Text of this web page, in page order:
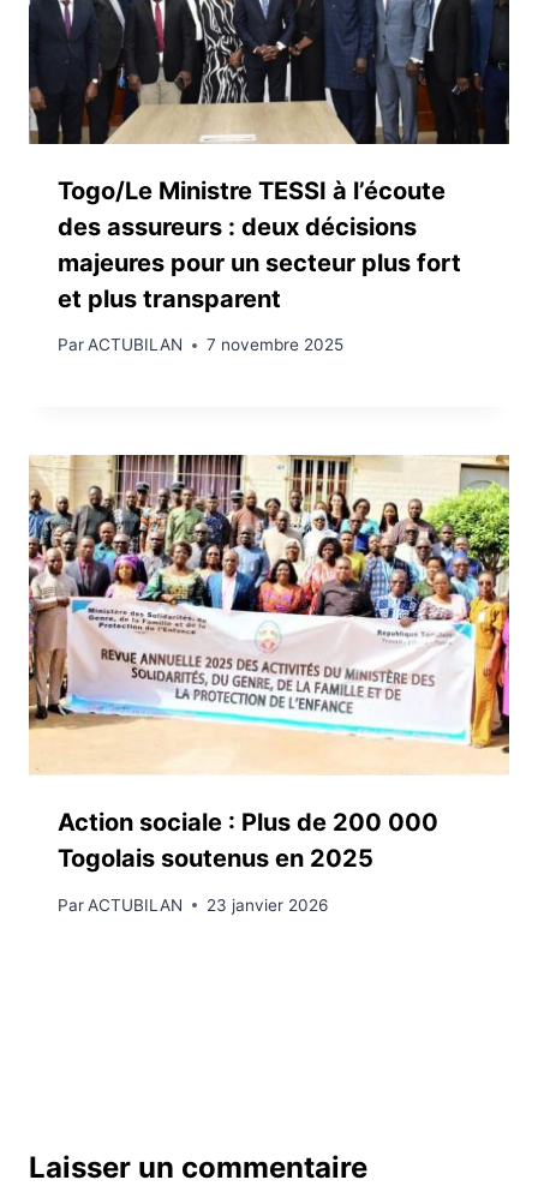
Togo/Le Ministre TESSI à l’écoute
des assureurs : deux décisions
majeures pour un secteur plus fort
et plus transparent
ParACTUBILAN 7 novembre 2025
Action sociale : Plus de 200 000
Togolais soutenus en 2025
ParACTUBILAN 23 janvier 2026
Laisser un commentaire